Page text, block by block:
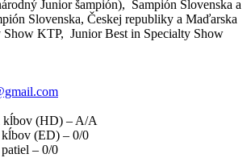
Junior šampión), Šampión Slovenska a
Slovenska, Českej republiky a Maďarska
Show KTP, Junior Best in Specialty Show
kĺbov (HD) – A/A
(ED) – 0/0
– 0/0